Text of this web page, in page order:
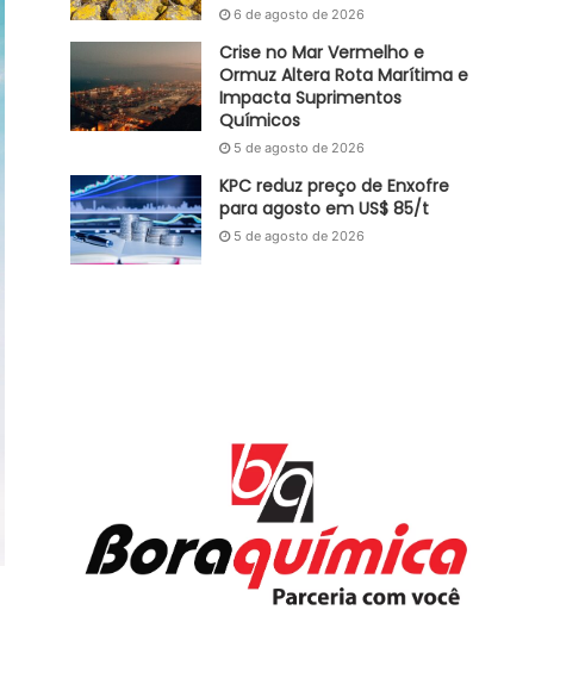
6 de agosto de 2026
Crise no Mar Vermelho e
Ormuz Altera Rota Marítima e
Impacta Suprimentos
Químicos
5 de agosto de 2026
KPC reduz preço de Enxofre
para agosto em US$ 85/t
5 de agosto de 2026